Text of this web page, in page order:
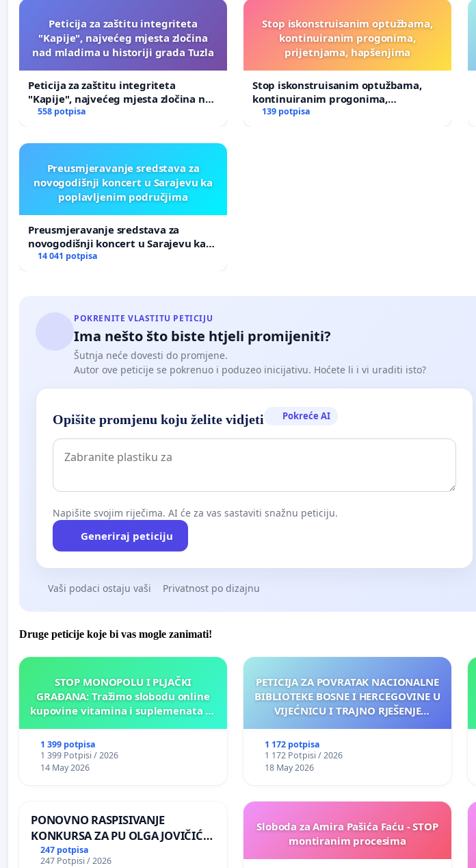
Peticija za zaštitu integriteta
"Kapije", najvećeg mjesta zločina
nad mladima u historiji grada Tuzla
Peticija za zaštitu integriteta
"Kapije", najvećeg mjesta zločina nad
mladima u historiji grada Tuzla
558 potpisa
Stop iskonstruisanim optužbama,
kontinuiranim progonima,
prijetnjama, hapšenjima
Stop iskonstruisanim optužbama,
kontinuiranim progonima,
prijetnjama, hapšenjima
139 potpisa
Preusmjeravanje sredstava za
novogodišnji koncert u Sarajevu ka
poplavljenim područjima
Preusmjeravanje sredstava za
novogodišnji koncert u Sarajevu ka
poplavljenim područjima
14 041 potpisa
POKRENITE VLASTITU PETICIJU
Ima nešto što biste htjeli promijeniti?
Šutnja neće dovesti do promjene.
Autor ove peticije se pokrenuo i poduzeo inicijativu. Hoćete li i vi uraditi isto?
Opišite promjenu koju želite vidjeti Pokreće AI
Napišite svojim riječima. AI će za vas sastaviti snažnu peticiju.
Generiraj peticiju
Vaši podaci ostaju vaši Privatnost po dizajnu
Druge peticije koje bi vas mogle zanimati!
STOP MONOPOLU I PLJAČKI
GRAĐANA: Tražimo slobodu online
kupovine vitamina i suplemenata za
1 399 potpisa
1 399 Potpisi / 2026
14 May 2026
PETICIJA ZA POVRATAK NACIONALNE
BIBLIOTEKE BOSNE I HERCEGOVINE U
VIJEĆNICU I TRAJNO RJEŠENJE
1 172 potpisa
1 172 Potpisi / 2026
18 May 2026
PONOVNO RASPISIVANJE
KONKURSA ZA PU OLGA JOVIČIĆ
RITA KRALJEVO
247 potpisa
247 Potpisi / 2026
Sloboda za Amira Pašića Faću - STOP
montiranim procesima